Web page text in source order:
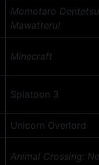
Momotaro
Mawatteru!
Minecraft
Splatoon 3
Unicorn Overlord
Animal Crossing: